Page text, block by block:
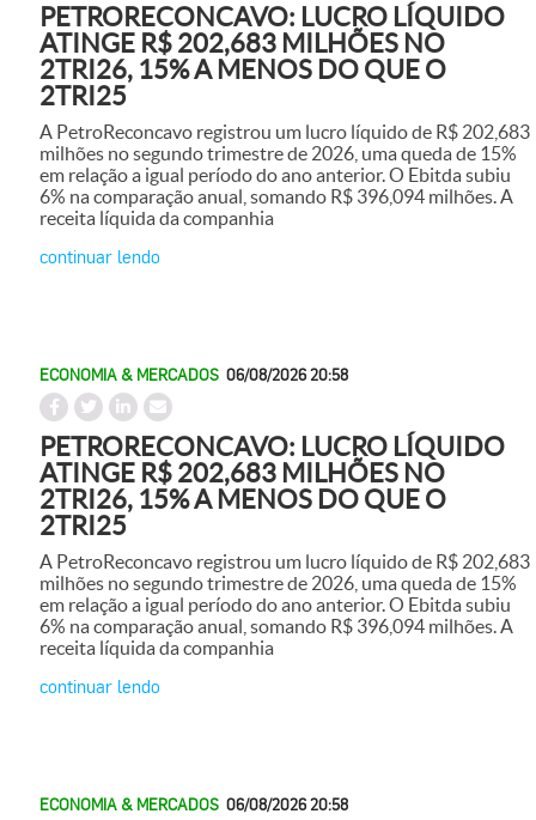
PETRORECONCAVO: LUCRO LÍQUIDO
ATINGE R$ 202,683 MILHÕES NO
2TRI26, 15% A MENOS DO QUE O
2TRI25
A PetroReconcavo registrou um lucro líquido de R$ 202,683
milhões no segundo trimestre de 2026, uma queda de 15%
em relação a igual período do ano anterior. O Ebitda subiu
6% na comparação anual, somando R$ 396,094 milhões. A
receita líquida da companhia
continuar lendo
ECONOMIA & MERCADOS 06/08/2026 20:58
PETRORECONCAVO: LUCRO LÍQUIDO
ATINGE R$ 202,683 MILHÕES NO
2TRI26, 15% A MENOS DO QUE O
2TRI25
A PetroReconcavo registrou um lucro líquido de R$ 202,683
milhões no segundo trimestre de 2026, uma queda de 15%
em relação a igual período do ano anterior. O Ebitda subiu
6% na comparação anual, somando R$ 396,094 milhões. A
receita líquida da companhia
continuar lendo
ECONOMIA & MERCADOS 06/08/2026 20:58